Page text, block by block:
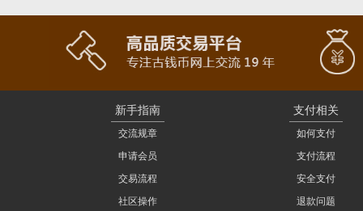
新手指南 支付相关
交流规章
如何支付
申请会员
支付流程
交易流程
安全支付
社区操作
退款问题